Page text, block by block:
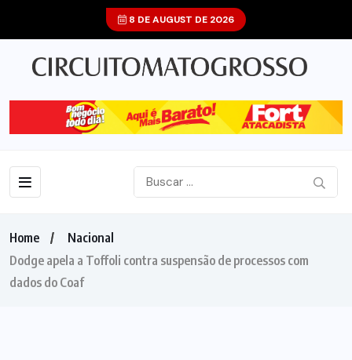
8 DE AUGUST DE 2026
Home
Nacional
Dodge apela a Toffoli contra suspensão de processos com
dados do Coaf